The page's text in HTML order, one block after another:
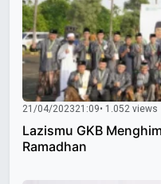
21/04/202321:09• 1.052 views
Lazismu GKB
Ramadhan